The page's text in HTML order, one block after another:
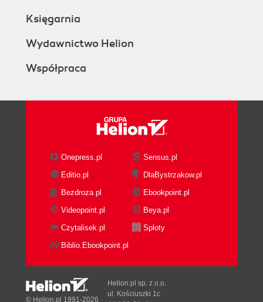
Księgarnia
Wydawnictwo Helion
Współpraca
Onepress.pl
Sensus.pl
Editio.pl
DlaBystrzakow.pl
Bezdroza.pl
Ebookpoint.pl
Videopoint.pl
Beya.pl
Czytalisek.pl
Sploty
Biblio.Ebookpoint.pl
© Helion.pl 1991-2026
Helion.pl sp. z o.o.
ul. Kościuszki 1c